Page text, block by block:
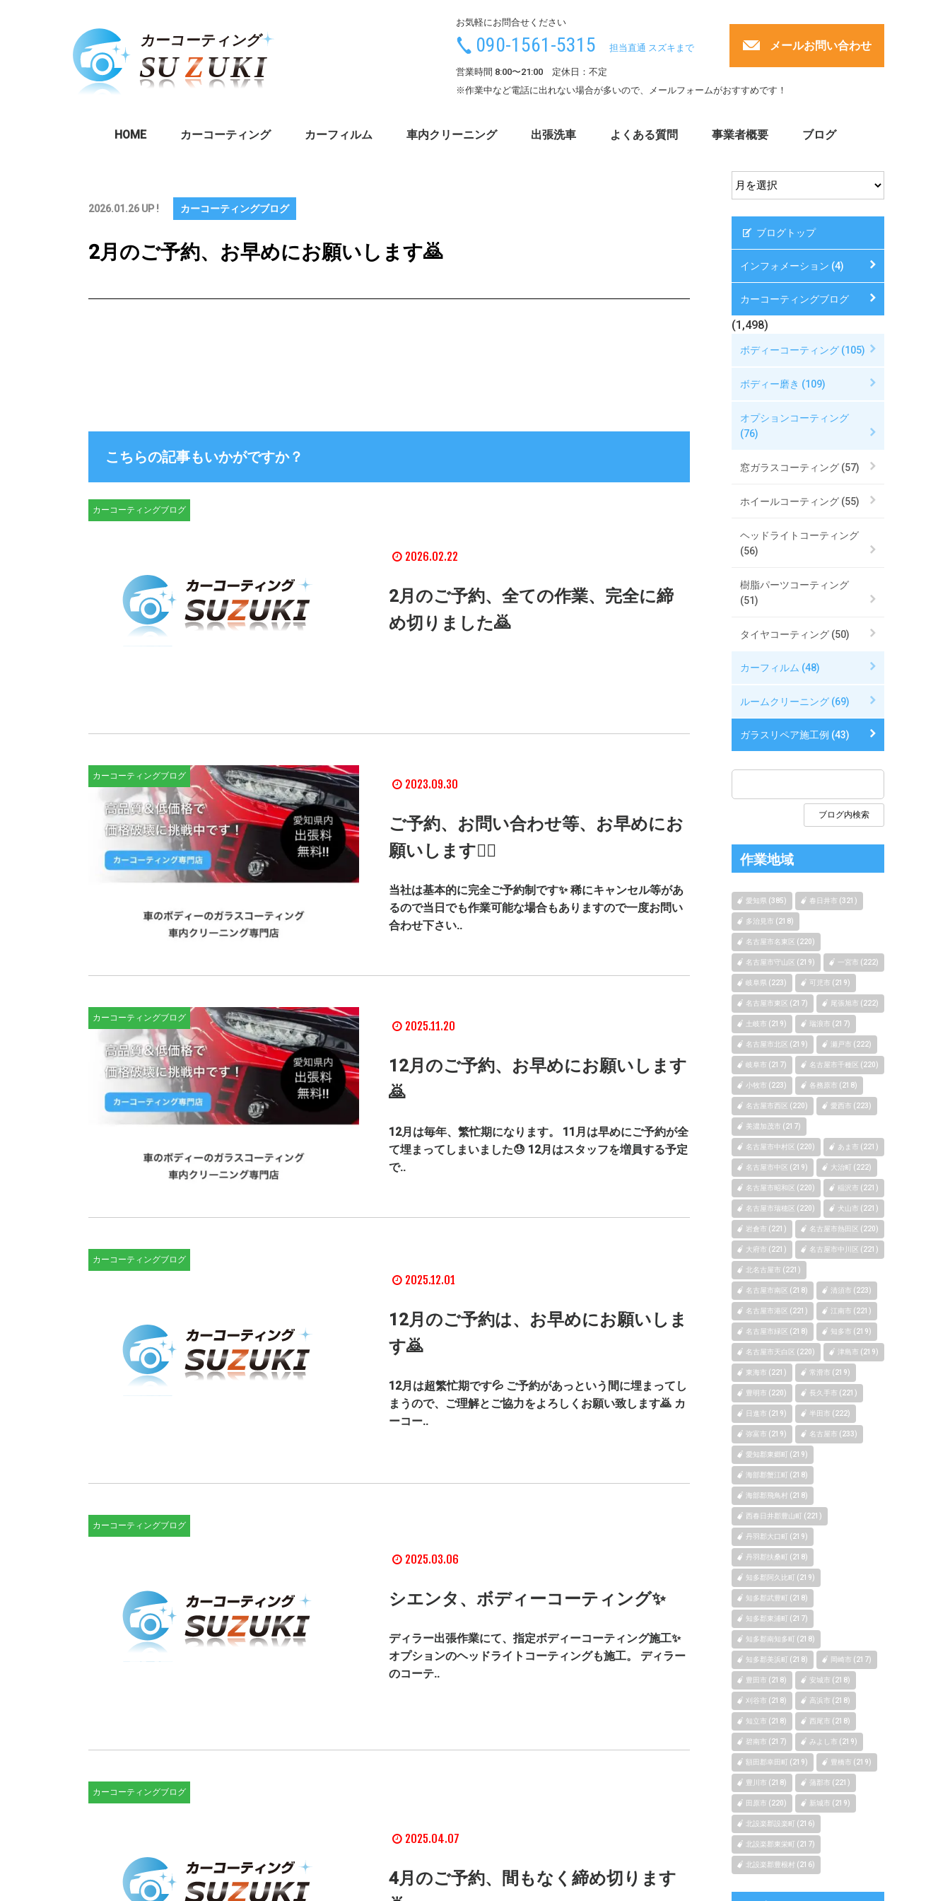
お気軽にお問合せください
090-1561-5315 担当直通 スズキまで
営業時間 8:00〜21:00 定休日：不定
メールお問い合わせ
※作業中など電話に出れない場合が多いので、メールフォームがおすすめです！
HOME カーコーティング カーフィルム 車内クリーニング 出張洗車 よくある質問 事業者概要 ブログ
2026.01.26 UP ! カーコーティングブログ
2月のご予約、お早めにお願いします🙇
こちらの記事もいかがですか？
カーコーティングブログ
2026.02.22
2月のご予約、全ての作業、完全に締
め切りました🙇
カーコーティングブログ
2023.09.30
ご予約、お問い合わせ等、お早めにお
願いします🙇‍♂️
当社は基本的に完全ご予約制です✨ 稀にキャンセル等があ
るので当日でも作業可能な場合もありますので一度お問い
合わせ下さい..
カーコーティングブログ
2025.11.20
12月のご予約、お早めにお願いします
🙇
12月は毎年、繁忙期になります。 11月は早めにご予約が全
て埋まってしまいました😓 12月はスタッフを増員する予定
で..
カーコーティングブログ
2025.12.01
12月のご予約は、お早めにお願いしま
す🙇
12月は超繁忙期です💦 ご予約があっという間に埋まってし
まうので、ご理解とご協力をよろしくお願い致します🙇 カ
ーコー..
カーコーティングブログ
2025.03.06
シエンタ、ボディーコーティング✨
ディラー出張作業にて、指定ボディーコーティング施工✨
オプションのヘッドライトコーティングも施工。 ディラー
のコーテ..
カーコーティングブログ
2025.04.07
4月のご予約、間もなく締め切ります
ブログトップ
インフォメーション (4)
カーコーティングブログ
(1,498)
ボディーコーティング (105)
ボディー磨き (109)
オプションコーティング
(76)
窓ガラスコーティング (57)
ホイールコーティング (55)
ヘッドライトコーティング
(56)
樹脂パーツコーティング
(51)
タイヤコーティング (50)
カーフィルム (48)
ルームクリーニング (69)
ガラスリペア施工例 (43)
作業地域
愛知県 (385) 春日井市 (321)
多治見市 (218)
名古屋市名東区 (220)
名古屋市守山区 (219) 一宮市 (222)
岐阜県 (223) 可児市 (219)
名古屋市東区 (217) 尾張旭市 (222)
土岐市 (219) 瑞浪市 (217)
名古屋市北区 (219) 瀬戸市 (222)
岐阜市 (217) 名古屋市千種区 (220)
小牧市 (223) 各務原市 (218)
名古屋市西区 (220) 愛西市 (223)
美濃加茂市 (217)
名古屋市中村区 (220) あま市 (221)
名古屋市中区 (219) 大治町 (222)
名古屋市昭和区 (220) 稲沢市 (221)
名古屋市瑞穂区 (220) 犬山市 (221)
岩倉市 (221) 名古屋市熱田区 (220)
大府市 (221) 名古屋市中川区 (221)
北名古屋市 (221)
名古屋市南区 (218) 清須市 (223)
名古屋市港区 (221) 江南市 (221)
名古屋市緑区 (218) 知多市 (219)
名古屋市天白区 (220) 津島市 (219)
東海市 (221) 常滑市 (219)
豊明市 (220) 長久手市 (221)
日進市 (219) 半田市 (222)
弥富市 (219) 名古屋市 (233)
愛知郡東郷町 (219)
海部郡蟹江町 (218)
海部郡飛鳥村 (218)
西春日井郡豊山町 (221)
丹羽郡大口町 (219)
丹羽郡扶桑町 (218)
知多郡阿久比町 (219)
知多郡武豊町 (218)
知多郡東浦町 (217)
知多郡南知多町 (218)
知多郡美浜町 (218) 岡崎市 (217)
豊田市 (218) 安城市 (218)
刈谷市 (218) 高浜市 (218)
知立市 (218) 西尾市 (218)
碧南市 (217) みよし市 (219)
額田郡幸田町 (219) 豊橋市 (219)
豊川市 (218) 蒲郡市 (221)
田原市 (220) 新城市 (219)
北設楽郡設楽町 (216)
北設楽郡東栄町 (217)
北設楽郡豊根村 (216)